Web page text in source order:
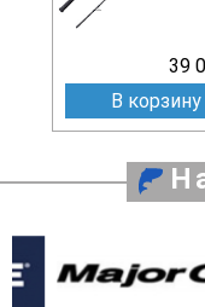
39
В корзину